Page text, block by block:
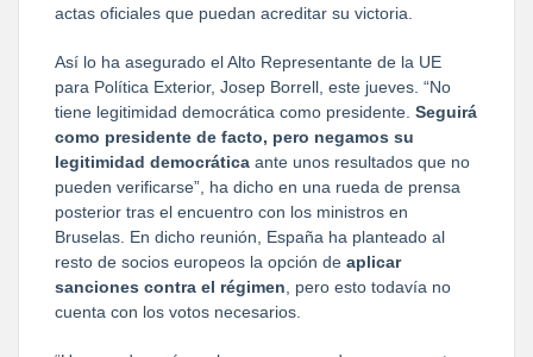
actas oficiales que puedan acreditar su victoria.
Así lo ha asegurado el Alto Representante de la UE
para Política Exterior, Josep Borrell, este jueves. “No
tiene legitimidad democrática como presidente. Seguirá
como presidente de facto, pero negamos su
legitimidad democrática ante unos resultados que no
pueden verificarse”, ha dicho en una rueda de prensa
posterior tras el encuentro con los ministros en
Bruselas. En dicho reunión, España ha planteado al
resto de socios europeos la opción de aplicar
sanciones contra el régimen , pero esto todavía no
cuenta con los votos necesarios.